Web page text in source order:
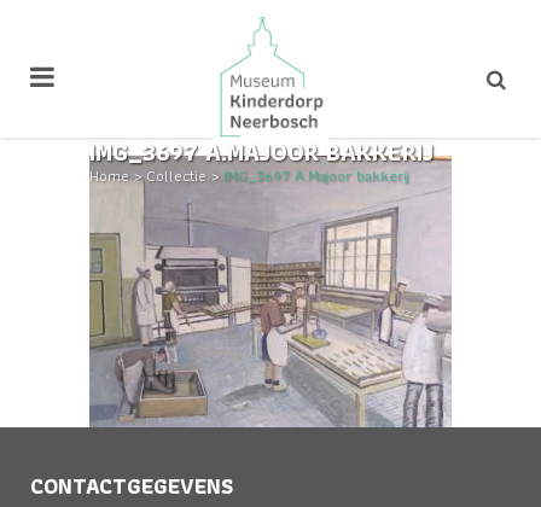
IMG_3697 A.MAJOOR BAKKERIJ
Home>Collectie >IMG_3697 A.Majoor bakkerij
CONTACTGEGEVENS